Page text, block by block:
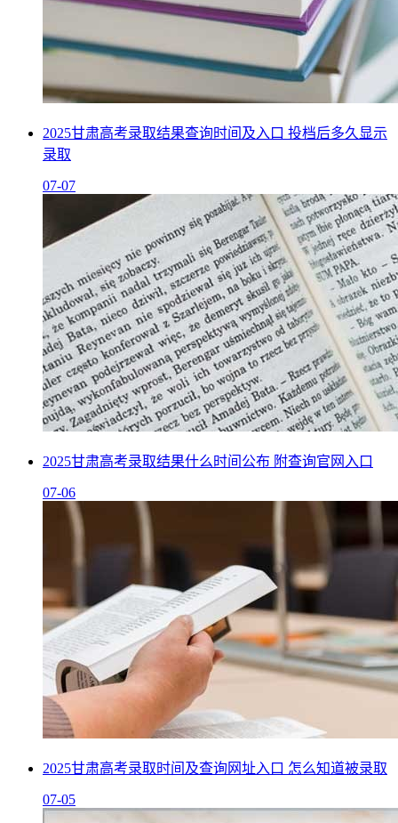
2025甘肃高考录取结果查询时间及入口 投档后多久显示
录取
07-07
2025甘肃高考录取结果什么时间公布 附查询官网入口
07-06
2025甘肃高考录取时间及查询网址入口 怎么知道被录取
07-05